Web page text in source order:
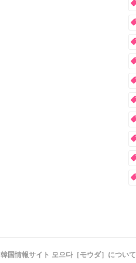
韓国情報サイト 모으다［モウダ］について